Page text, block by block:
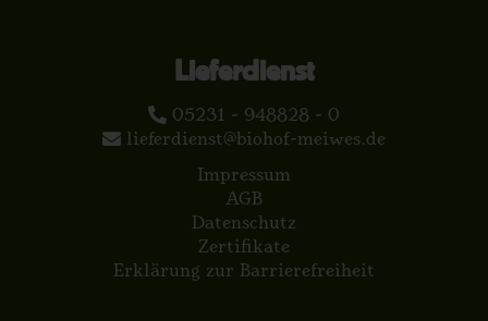
Lieferdienst
05231 - 948828 - 0
lieferdienst@biohof-meiwes.de
Impressum
AGB
Datenschutz
Zertifikate
Erklärung zur Barrierefreiheit